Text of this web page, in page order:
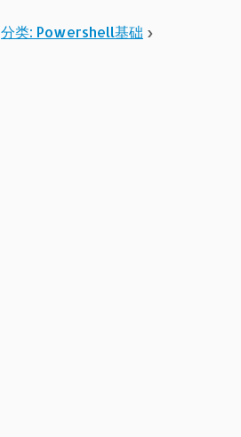
分类: Powershell基础 ›